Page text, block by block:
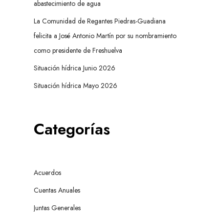
abastecimiento de agua
La Comunidad de Regantes Piedras-Guadiana
felicita a José Antonio Martín por su nombramiento
como presidente de Freshuelva
Situación hídrica Junio 2026
Situación hídrica Mayo 2026
Categorías
Acuerdos
Cuentas Anuales
Juntas Generales